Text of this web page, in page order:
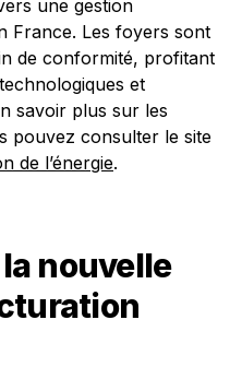
une gestion
France. Les foyers sont
de conformité, profitant
et
savoir plus sur les
pouvez consulter le site
de l’énergie.
nouvelle